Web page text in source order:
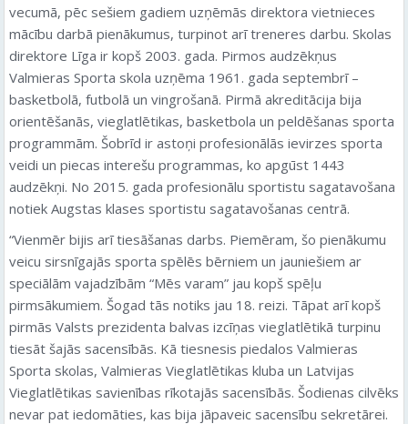
vecumā, pēc sešiem gadiem uzņēmās direktora vietnieces
mācību darbā pienākumus, turpinot arī treneres darbu. Skolas
direktore Līga ir kopš 2003. gada. Pirmos audzēkņus
Valmieras Sporta skola uzņēma 1961. gada septembrī –
basketbolā, futbolā un vingrošanā. Pirmā akreditācija bija
orientēšanās, vieglatlētikas, basketbola un peldēšanas sporta
programmām. Šobrīd ir astoņi profesionālās ievirzes sporta
veidi un piecas interešu programmas, ko apgūst 1443
audzēkņi. No 2015. gada profesionālu sportistu sagatavošana
notiek Augstas klases sportistu sagatavošanas centrā.
“Vienmēr bijis arī tiesāšanas darbs. Piemēram, šo pienākumu
veicu sirsnīgajās sporta spēlēs bērniem un jauniešiem ar
speciālām vajadzībām “Mēs varam” jau kopš spēļu
pirmsākumiem. Šogad tās notiks jau 18. reizi. Tāpat arī kopš
pirmās Valsts prezidenta balvas izcīņas vieglatlētikā turpinu
tiesāt šajās sacensībās. Kā tiesnesis piedalos Valmieras
Sporta skolas, Valmieras Vieglatlētikas kluba un Latvijas
Vieglatlētikas savienības rīkotajās sacensībās. Šodienas cilvēks
nevar pat iedomāties, kas bija jāpaveic sacensību sekretārei.